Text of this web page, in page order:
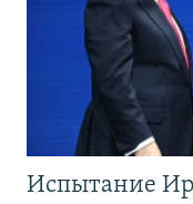
Испытание